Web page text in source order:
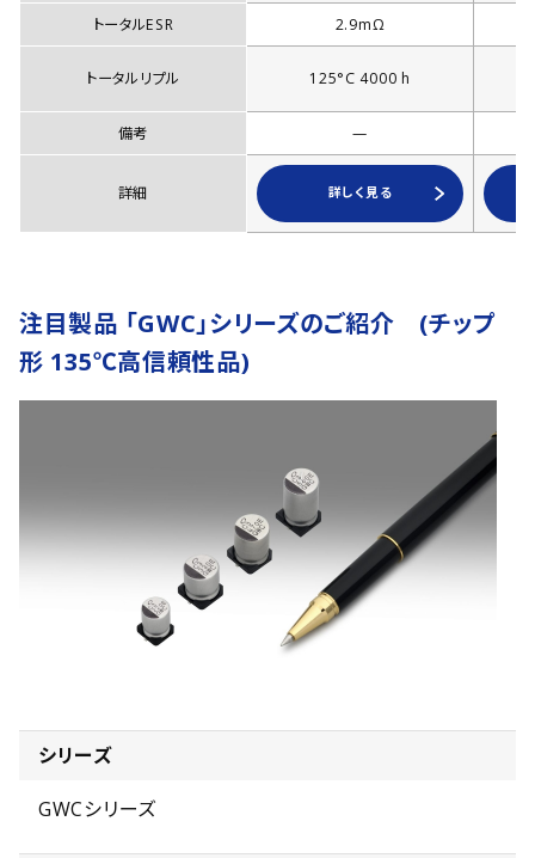
トータルESR 2.9mΩ
トータルリプル 125°C 4000 h
備考 —
詳細 詳しく見る
注目製品 「GWC」シリーズのご紹介 (チップ
形 135℃高信頼性品)
シリーズ
GWCシリーズ